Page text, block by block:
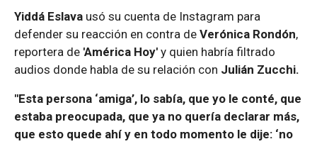
Yiddá Eslava usó su cuenta de Instagram para
defender su reacción en contra de Verónica Rondón,
reportera de 'América Hoy' y quien habría filtrado
audios donde habla de su relación con Julián Zucchi.
"Esta persona ‘amiga’, lo sabía, que yo le conté, que
estaba preocupada, que ya no quería declarar más,
que esto quede ahí y en todo momento le dije: ‘no